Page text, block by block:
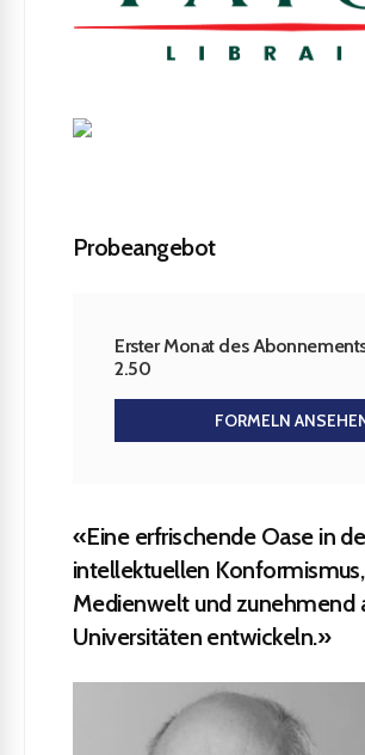
Probeangebot
Erster Monat des
2.50
FORMELN
«Eine erfrischende Oase in
intellektuellen
Medienwelt und zunehmend
Universitäten entwickeln.»